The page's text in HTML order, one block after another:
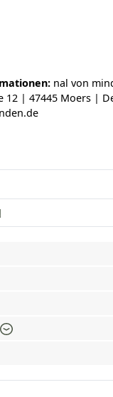
nal von
12 | 47445 Moers |
ZERTIFIZIERT!